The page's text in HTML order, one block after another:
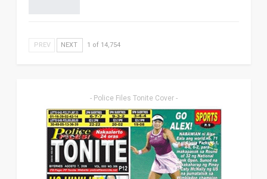
PREV NEXT 1 of 14,754
- Police Files Tonite Cover -